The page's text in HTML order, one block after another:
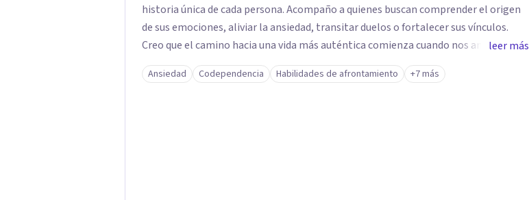
historia única de cada persona. Acompaño a quienes buscan comprender el origen
de sus emociones, aliviar la ansiedad, transitar duelos o fortalecer sus vínculos.
Creo que el camino hacia una vida más auténtica comienza cuando nos animamos a
mirar hacia adentro y a reconocer las raíces de lo que sentimos.
leer más
Ansiedad Codependencia Habilidades de afrontamiento +7 más